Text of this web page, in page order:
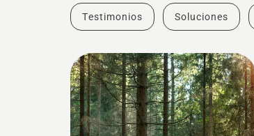
Testimonios Soluciones